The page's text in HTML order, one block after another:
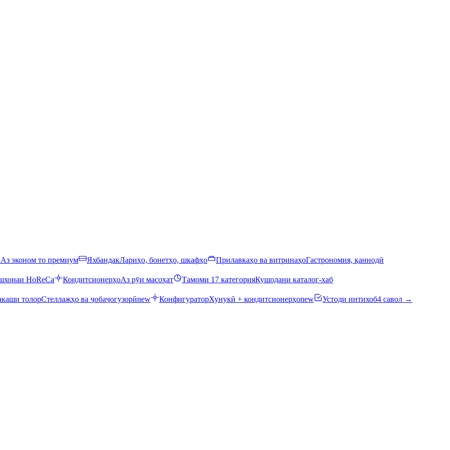
Аз эконом то премиум ЯхбандакЛариҳо, бонетҳо, шкафҳо Прилавкаҳо ва витринаҳоГастрономия, қаннодӣ
HoReCa КондитсионерҳоАз рӯи масоҳат Тамоми 17 категорияКушодани каталог-хаб
толорСтеллажҳо ва ҷобаҷогузорӣnew КонфигураторХунукӣ + кондитсионерҳоnew Устоди интихоб4 савол →